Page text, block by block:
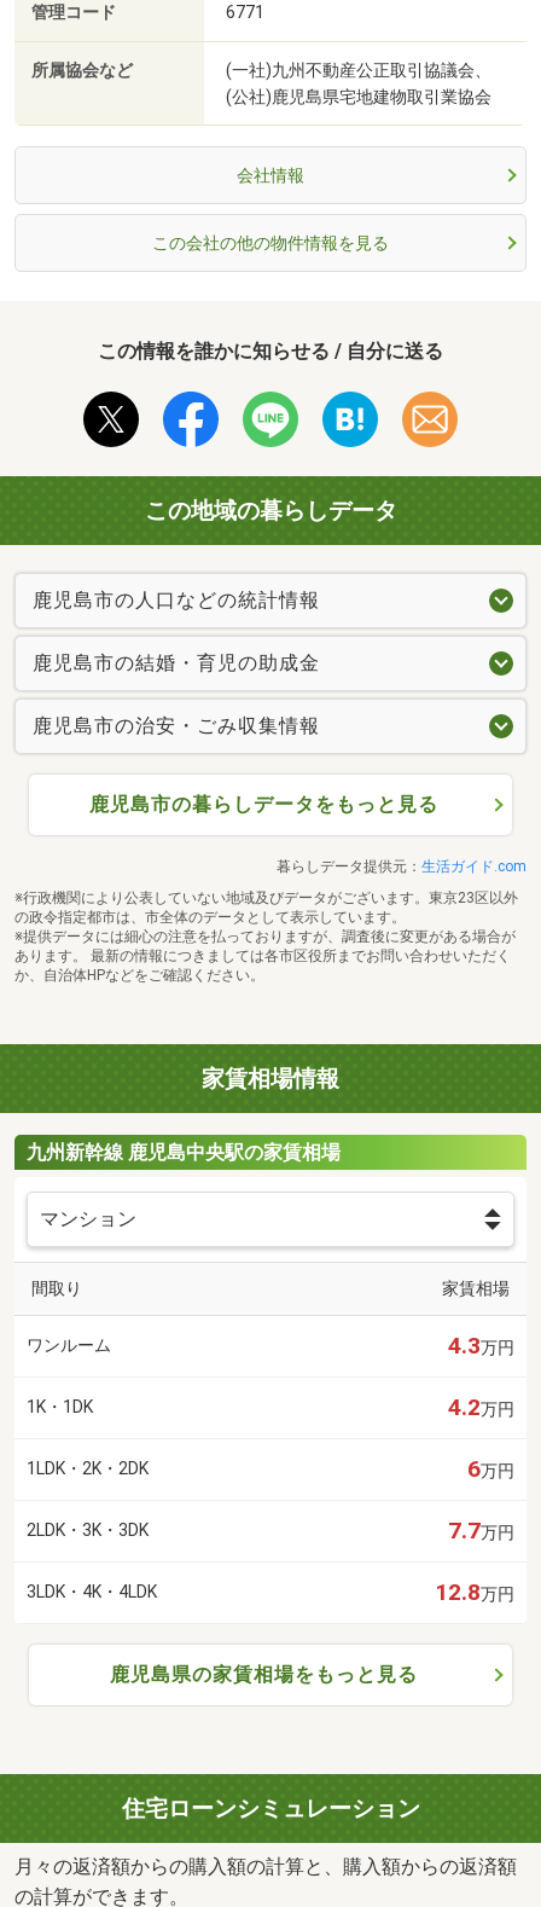
管理コード 6771
所属協会など
(一社)九州不動産公正取引協議会、
(公社)鹿児島県宅地建物取引業協会
会社情報
この会社の他の物件情報を見る
この情報を誰かに知らせる / 自分に送る
この地域の暮らしデータ
鹿児島市の人口などの統計情報
鹿児島市の結婚・育児の助成金
鹿児島市の治安・ごみ収集情報
鹿児島市の暮らしデータをもっと見る
暮らしデータ提供元： 生活ガイド.com
※行政機関により公表していない地域及びデータがございます。東京23区以外
の政令指定都市は、市全体のデータとして表示しています。
※提供データには細心の注意を払っておりますが、調査後に変更がある場合が
あります。 最新の情報につきましては各市区役所までお問い合わせいただく
か、自治体HPなどをご確認ください。
家賃相場情報
九州新幹線 鹿児島中央駅の家賃相場
間取り 家賃相場
ワンルーム 4.3万円
1K・1DK 4.2万円
1LDK・2K・2DK 6万円
2LDK・3K・3DK 7.7万円
3LDK・4K・4LDK 12.8万円
鹿児島県の家賃相場をもっと見る
住宅ローンシミュレーション
月々の返済額からの購入額の計算と、購入額からの返済額
の計算ができます。